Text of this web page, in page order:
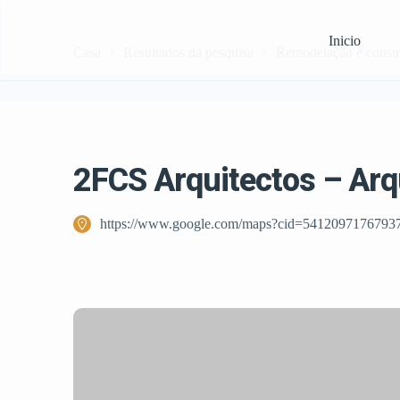
Inicio
Remodelação e
2FCS Arquitectos –
https://www.google.com/